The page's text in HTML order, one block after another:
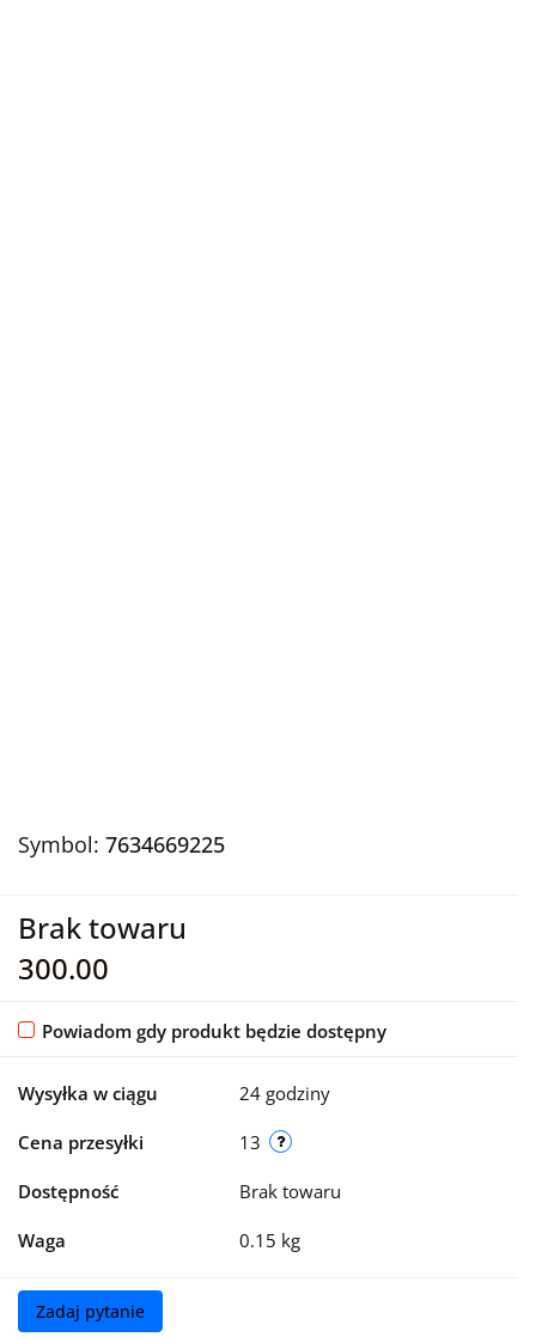
Symbol: 7634669225
Brak towaru
300.00
Powiadom gdy produkt będzie dostępny
Wysyłka w ciągu 24 godziny
Cena przesyłki 13
Dostępność Brak towaru
Waga 0.15 kg
Zadaj pytanie